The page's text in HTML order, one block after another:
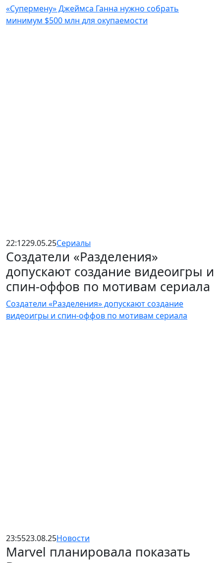
«Супермену» Джеймса Ганна нужно собрать
минимум $500 млн для окупаемости
22:1229.05.25Сериалы
Создатели «Разделения»
допускают создание видеоигры и
спин-оффов по мотивам сериала
Создатели «Разделения» допускают создание
видеоигры и спин-оффов по мотивам сериала
23:5523.08.25Новости
Marvel планировала показать